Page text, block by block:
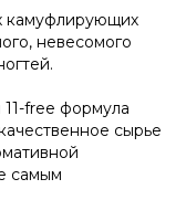
камуфлирующих
невесомого
free формула
сырье
самым